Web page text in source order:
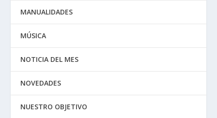
MANUALIDADES
MÚSICA
NOTICIA DEL MES
NOVEDADES
NUESTRO OBJETIVO